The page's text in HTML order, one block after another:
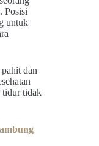
Posisi
untuk
dan
tidur tidak